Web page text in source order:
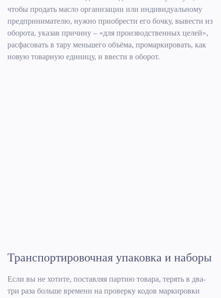
чтобы продать масло организации или индивидуальному
предпринимателю, нужно приобрести его бочку, вывести из
оборота, указав причину – «для производственных целей»,
расфасовать в тару меньшего объёма, промаркировать, как
новую товарную единицу, и ввести в оборот.
Транспортировочная упаковка и наборы
Если вы не хотите, поставляя партию товара, терять в два-
три раза больше времени на проверку кодов маркировки